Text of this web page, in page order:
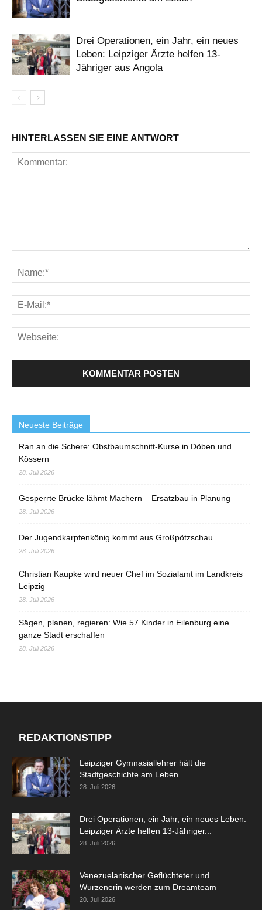
Drei Operationen, ein Jahr, ein neues
Leben: Leipziger Ärzte helfen 13-
Jähriger aus Angola
HINTERLASSEN SIE EINE ANTWORT
Neueste Beiträge
Ran an die Schere: Obstbaumschnitt-Kurse in Döben und
Kössern
28. Juli 2026
Gesperrte Brücke lähmt Machern – Ersatzbau in Planung
28. Juli 2026
Der Jugendkarpfenkönig kommt aus Großpötzschau
28. Juli 2026
Christian Kaupke wird neuer Chef im Sozialamt im Landkreis
Leipzig
28. Juli 2026
Sägen, planen, regieren: Wie 57 Kinder in Eilenburg eine
ganze Stadt erschaffen
28. Juli 2026
REDAKTIONSTIPP
Leipziger Gymnasiallehrer hält die
Stadtgeschichte am Leben
28. Juli 2026
Drei Operationen, ein Jahr, ein neues Leben:
Leipziger Ärzte helfen 13-Jähriger...
28. Juli 2026
Venezuelanischer Geflüchteter und
Wurzenerin werden zum Dreamteam
20. Juli 2026